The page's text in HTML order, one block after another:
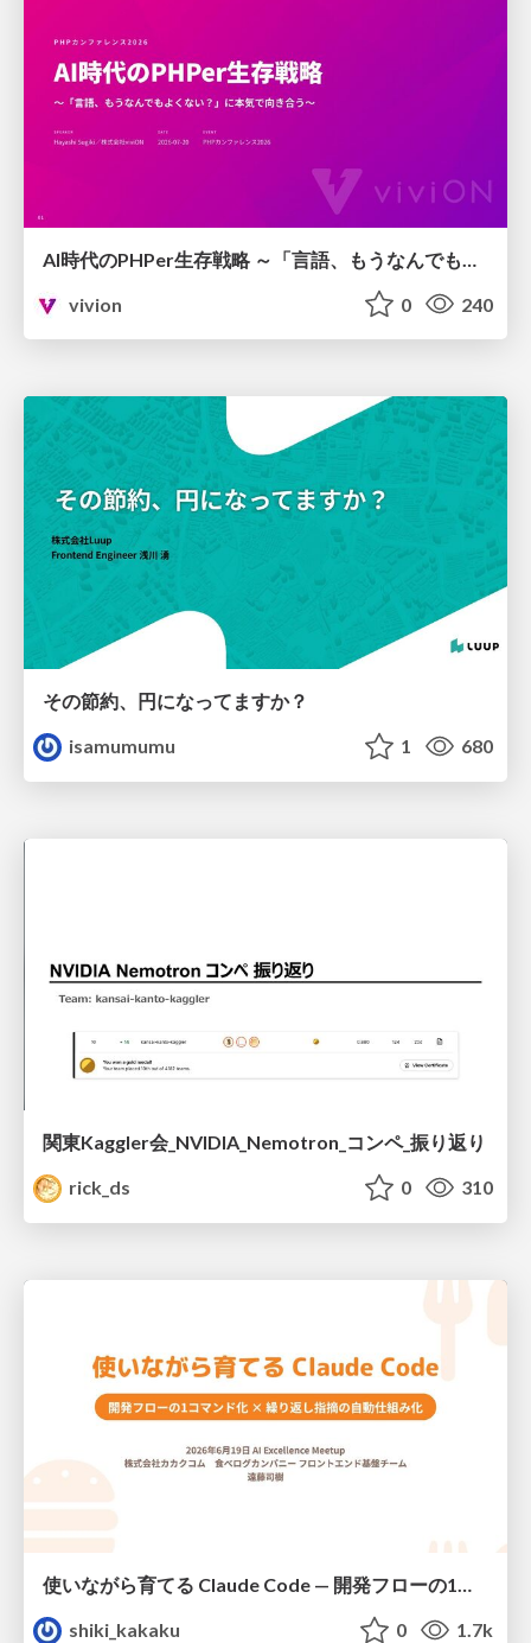
vivion
0 240
その節約、円になってますか？
isamumumu
1 680
関東Kaggler会_NVIDIA_Nemotron_コンペ_振り返り
rick_ds
0 310
shiki_kakaku
0 1.7k